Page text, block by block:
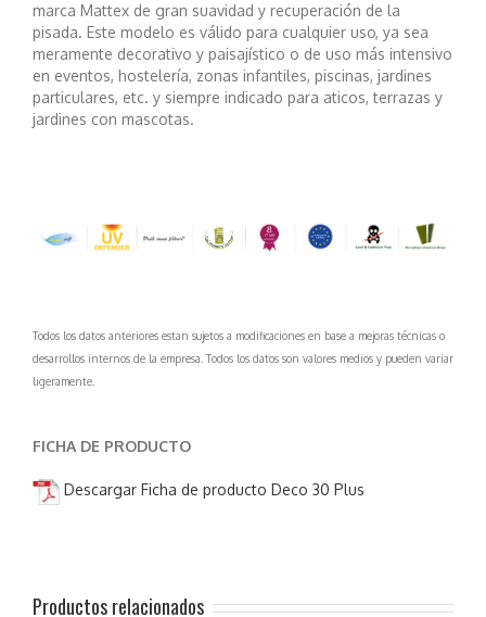
marca Mattex de gran suavidad y recuperación de la
pisada. Este modelo es válido para cualquier uso, ya sea
meramente decorativo y paisajístico o de uso más intensivo
en eventos, hostelería, zonas infantiles, piscinas, jardines
particulares, etc. y siempre indicado para aticos, terrazas y
jardines con mascotas.
Todos los datos anteriores estan sujetos a modificaciones en base a mejoras técnicas o
desarrollos internos de la empresa. Todos los datos son valores medios y pueden variar
ligeramente.
FICHA DE PRODUCTO
Descargar Ficha de producto Deco 30 Plus
Productos relacionados